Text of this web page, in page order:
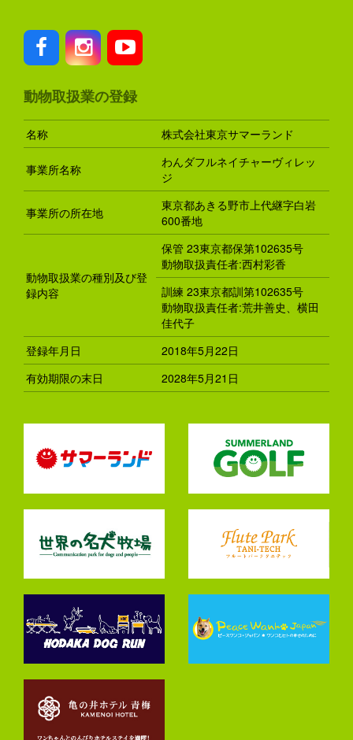
動物取扱業の登録
名称 株式会社東京サマーランド
事業所名称
わんダフルネイチャーヴィレッ
ジ
事業所の所在地
東京都あきる野市上代継字白岩
600番地
動物取扱業の種別及び登
録内容
保管 23東京都保第102635号
動物取扱責任者:西村彩香
訓練 23東京都訓第102635号
動物取扱責任者:荒井善史、横田
佳代子
登録年月日
2018年5月22日
有効期限の末日
2028年5月21日